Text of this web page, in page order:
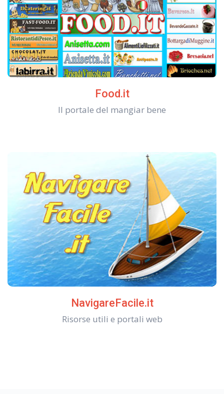
Food.it
Il portale del mangiar bene
NavigareFacile.it
Risorse utili e portali web